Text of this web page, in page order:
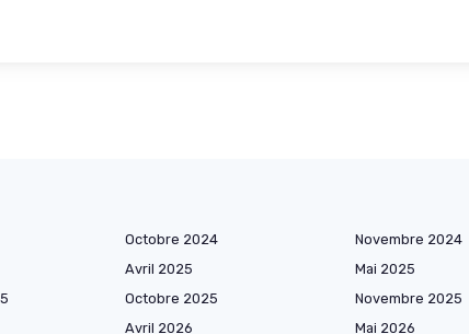
Octobre 2024 Novembre 2024
Avril 2025 Mai 2025
Octobre 2025 Novembre 2025
Avril 2026 Mai 2026